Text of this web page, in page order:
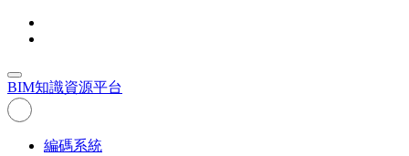
BIM知識資源平台
編碼系統